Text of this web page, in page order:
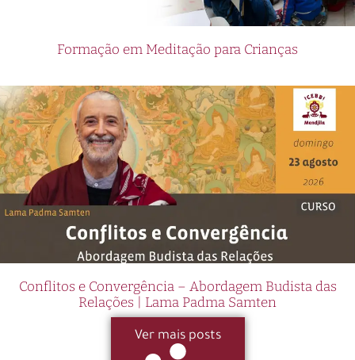
Formação em Meditação para Crianças
Conflitos e Convergência – Abordagem Budista das
Relações | Lama Padma Samten
Ver mais posts